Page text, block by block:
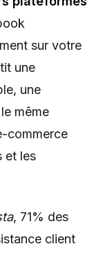
sur votre
une
une
même
commerce
et les
, 71% des
client